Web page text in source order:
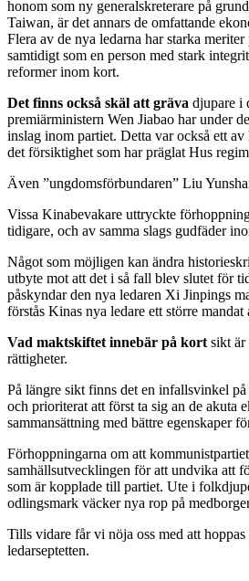
honom som ny generalskreterare på
Taiwan, är det annars de omfattande
Flera av de nya ledarna har starka
samtidigt som en person med stark
reformer inom kort.
Det finns också skäl att gräva djupare i
premiärministern Wen Jiabao har under
inslag inom partiet. Detta var också ett
det försiktighet som har präglat Hus
Även ”ungdomsförbundaren” Liu
Vissa Kinabevakare uttryckte
tidigare, och av samma slags gudfäder
Något som möjligen kan ändra
utbyte mot att det i så fall blev slutet för
påskyndar den nya ledaren Xi Jinpings
förstås Kinas nya ledare ett större
Vad maktskiftet innebär på kort sikt är
rättigheter.
På längre sikt finns det en infallsvinkel
och prioriterat att först ta sig an de akuta
sammansättning med bättre egenskaper
Förhoppningarna om att
samhällsutvecklingen för att undvika att
som är kopplade till partiet. Ute i
odlingsmark väcker nya rop på
Tills vidare får vi nöja oss med att
ledarseptetten.